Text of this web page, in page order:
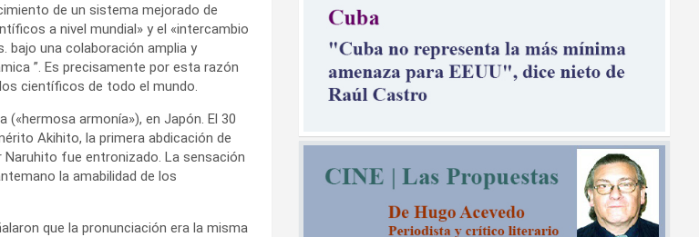
de un sistema mejorado de
a nivel mundial» y el «intercambio
bajo una colaboración amplia y
”. Es precisamente por esta razón
científicos de todo el mundo.
(«hermosa armonía»), en Japón. El 30
Akihito, la primera abdicación de
Naruhito fue entronizado. La sensación
la amabilidad de los
que la pronunciación era la misma